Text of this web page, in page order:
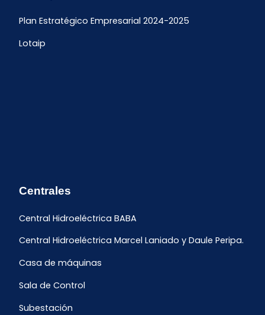
Plan Estratégico Empresarial 2024-2025
Lotaip
Centrales
Central Hidroeléctrica BABA
Central Hidroeléctrica Marcel Laniado y Daule Peripa.
Casa de máquinas
Sala de Control
Subestación